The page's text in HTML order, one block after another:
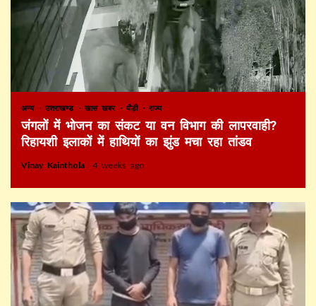
अन्य उत्तराखण्ड खास खबर पौड़ी राज्य
जंगलों में भोजन का संकट या वन विभाग की लापरवाही?
रिहायशी इलाकों में हाथियों का झुंड मचा रहा तांडव
Vinay Kainthola 4 weeks ago